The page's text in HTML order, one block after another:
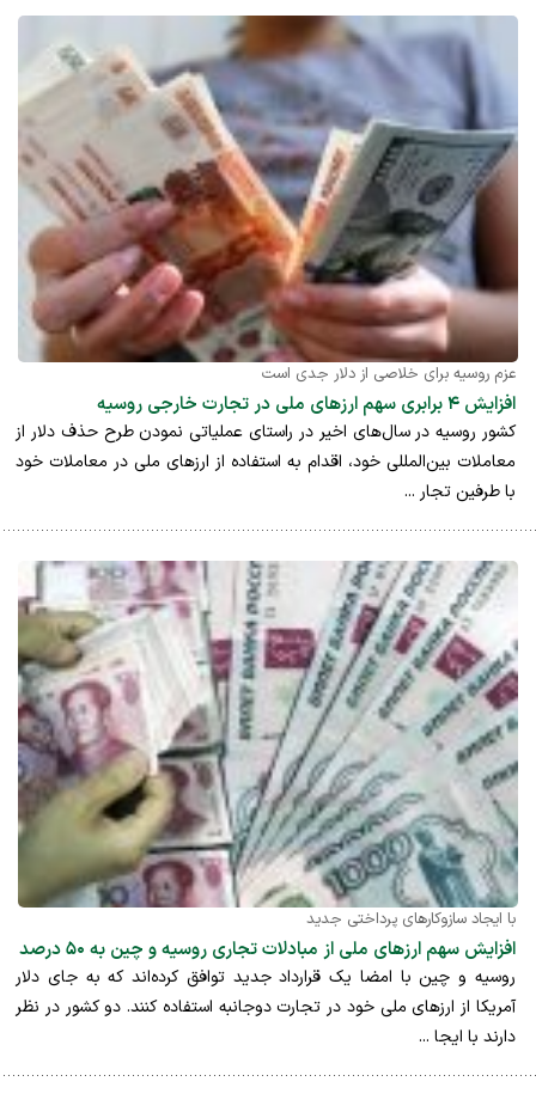
عزم روسیه برای خلاصی از دلار جدی است
افزایش ۴ برابری سهم ارزهای ملی در تجارت خارجی روسیه
کشور روسیه در سال‌های اخیر در راستای عملیاتی نمودن طرح حذف دلار از
معاملات بین‌المللی خود، اقدام به استفاده از ارزهای ملی در معاملات خود
با طرفین تجار ...
با ایجاد سازوکارهای پرداختی جدید
افزایش سهم ارزهای ملی از مبادلات تجاری روسیه و چین به ۵۰ درصد
روسیه و چین با امضا یک قرارداد جدید توافق کرده‌اند که به جای دلار
آمریکا از ارزهای ملی خود در تجارت دوجانبه استفاده کنند. دو کشور در نظر
دارند با ایجا ...